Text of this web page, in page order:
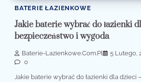
BATERIE ŁAZIENKOWE
Jakie baterie wybrać do łazienki
bezpieczeństwo i wygoda
Baterie-Lazienkowe.com.pl 5 Lutego,
0
Jakie baterie wybrać do łazienki dla dzieci